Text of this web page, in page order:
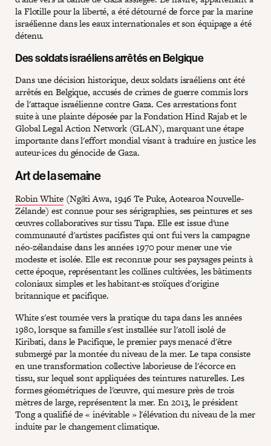
la Flotille pour la liberté, a été détourné de force par la marine
israélienne dans les eaux internationales et son équipage a été
détenu.
Des soldats israéliens arrêtés en Belgique
Dans une décision historique, deux soldats israéliens ont été
arrêtés en Belgique, accusés de crimes de guerre commis lors
de l'attaque israélienne contre Gaza. Ces arrestations font
suite à une plainte déposée par la Fondation Hind Rajab et le
Global Legal Action Network (GLAN), marquant une étape
importante dans l'effort mondial visant à traduire en justice les
auteur·ices du génocide de Gaza.
Art de la semaine
Robin White(Ngāti Awa, 1946 Te Puke, Aotearoa Nouvelle-
Zélande) est connue pour ses sérigraphies, ses peintures et ses
œuvres collaboratives sur tissu Tapa. Elle est issue d'une
communauté d'artistes pacifistes qui ont fui vers la campagne
néo-zélandaise dans les années 1970 pour mener une vie
modeste et isolée. Elle est reconnue pour ses paysages peints à
cette époque, représentant les collines cultivées, les bâtiments
coloniaux simples et les habitant·es stoïques d'origine
britannique et pacifique.
White s'est tournée vers la pratique du tapa dans les années
1980, lorsque sa famille s'est installée sur l'atoll isolé de
Kiribati, dans le Pacifique, le premier pays menacé d'être
submergé par la montée du niveau de la mer. Le tapa consiste
en une transformation collective laborieuse de l'écorce en
tissu, sur lequel sont appliquées des teintures naturelles. Les
formes géométriques de l'œuvre, qui mesure près de trois
mètres de large, représentent la mer. En 2013, le président
Tong a qualifié de « inévitable » l'élévation du niveau de la mer
induite par le changement climatique.